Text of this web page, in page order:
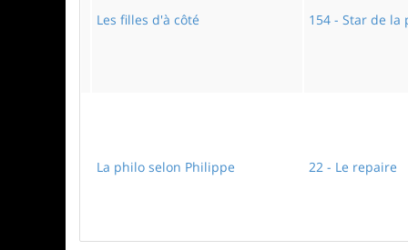
Les filles d'à côté 154 - Star de la
La philo selon Philippe 22 - Le repaire